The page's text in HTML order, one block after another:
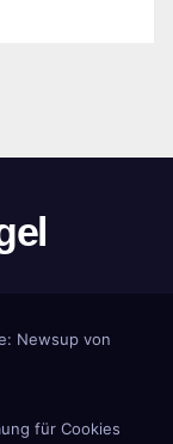
Newsup von
für Cookies